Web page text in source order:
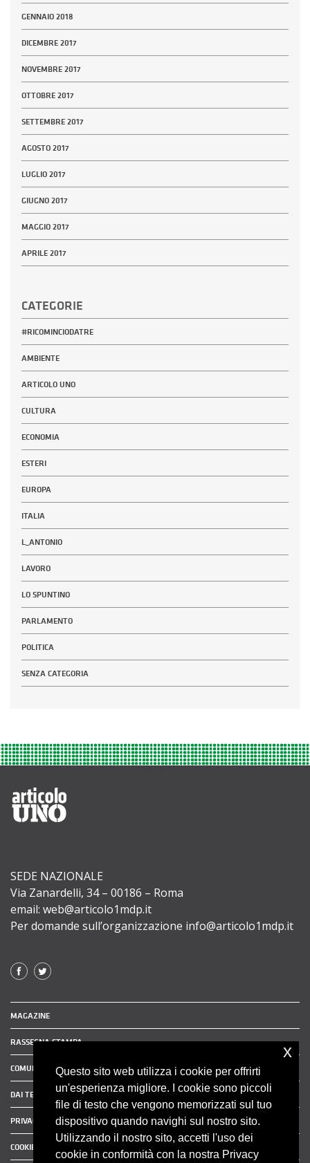
GENNAIO 2018
DICEMBRE 2017
NOVEMBRE 2017
OTTOBRE 2017
SETTEMBRE 2017
AGOSTO 2017
LUGLIO 2017
GIUGNO 2017
MAGGIO 2017
APRILE 2017
CATEGORIE
#RICOMINCIODATRE
AMBIENTE
ARTICOLO UNO
CULTURA
ECONOMIA
ESTERI
EUROPA
ITALIA
L_ANTONIO
LAVORO
LO SPUNTINO
PARLAMENTO
POLITICA
SENZA CATEGORIA
SEDE NAZIONALE
Via Zanardelli, 34 – 00186 – Roma
email: web@articolo1mdp.it
Per domande sull’organizzazione info@articolo1mdp.it
MAGAZINE
RASSEGNA STAMPA
COMUNICATI STAMPA
DAI TERRITORI
PRIVACY POLICY
COOKIE POLICY
Questo sito web utilizza i cookie per offrirti
un'esperienza migliore. I cookie sono piccoli
file di testo che vengono memorizzati sul tuo
dispositivo quando navighi sul nostro sito.
Utilizzando il nostro sito, accetti l'uso dei
cookie in conformità con la nostra Privacy
x